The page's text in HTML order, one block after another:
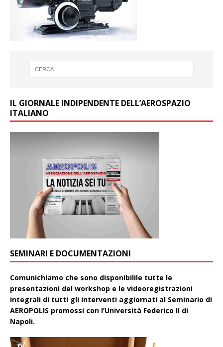
IL GIORNALE INDIPENDENTE DELL’AEROSPAZIO
ITALIANO
SEMINARI E DOCUMENTAZIONI
Comunichiamo che sono disponibilile tutte le
presentazioni del workshop e le videoregistrazioni
integrali di tutti gli interventi aggiornati aI Seminario di
AEROPOLIS promossi con l’Università Federico II di
Napoli.